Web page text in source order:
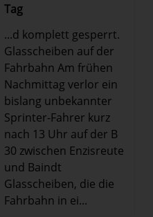
Tag
...d komplett gesperrt.
Glasscheiben auf der
Fahrbahn Am frühen
Nachmittag verlor ein
bislang unbekannter
Sprinter-Fahrer kurz
nach 13 Uhr auf der B
30 zwischen Enzisreute
und Baindt
Glasscheiben, die die
Fahrbahn in ei...